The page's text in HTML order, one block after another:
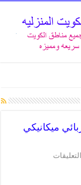
ورشة كهربائي ميكانيكي
التعليقات